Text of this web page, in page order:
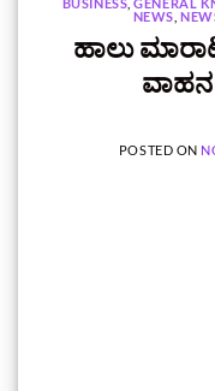
NEWS ,
ಹಾಲು
POSTED ON